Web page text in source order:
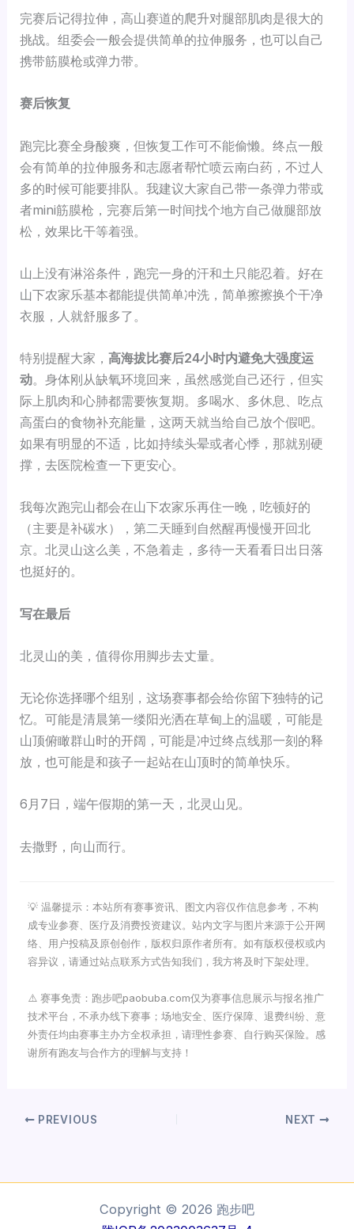
完赛后记得拉伸，高山赛道的爬升对腿部肌肉是很大的
挑战。组委会一般会提供简单的拉伸服务，也可以自己
携带筋膜枪或弹力带。
赛后恢复
跑完比赛全身酸爽，但恢复工作可不能偷懒。终点一般
会有简单的拉伸服务和志愿者帮忙喷云南白药，不过人
多的时候可能要排队。我建议大家自己带一条弹力带或
者mini筋膜枪，完赛后第一时间找个地方自己做腿部放
松，效果比干等着强。
山上没有淋浴条件，跑完一身的汗和土只能忍着。好在
山下农家乐基本都能提供简单冲洗，简单擦擦换个干净
衣服，人就舒服多了。
特别提醒大家，高海拔比赛后24小时内避免大强度运
动。身体刚从缺氧环境回来，虽然感觉自己还行，但实
际上肌肉和心肺都需要恢复期。多喝水、多休息、吃点
高蛋白的食物补充能量，这两天就当给自己放个假吧。
如果有明显的不适，比如持续头晕或者心悸，那就别硬
撑，去医院检查一下更安心。
我每次跑完山都会在山下农家乐再住一晚，吃顿好的
（主要是补碳水），第二天睡到自然醒再慢慢开回北
京。北灵山这么美，不急着走，多待一天看看日出日落
也挺好的。
写在最后
北灵山的美，值得你用脚步去丈量。
无论你选择哪个组别，这场赛事都会给你留下独特的记
忆。可能是清晨第一缕阳光洒在草甸上的温暖，可能是
山顶俯瞰群山时的开阔，可能是冲过终点线那一刻的释
放，也可能是和孩子一起站在山顶时的简单快乐。
6月7日，端午假期的第一天，北灵山见。
去撒野，向山而行。
💡 温馨提示：本站所有赛事资讯、图文内容仅作信息参考，不构
成专业参赛、医疗及消费投资建议。站内文字与图片来源于公开网
络、用户投稿及原创创作，版权归原作者所有。如有版权侵权或内
容异议，请通过站点联系方式告知我们，我方将及时下架处理。
⚠️ 赛事免责：跑步吧paobuba.com仅为赛事信息展示与报名推广
技术平台，不承办线下赛事；场地安全、医疗保障、退费纠纷、意
外责任均由赛事主办方全权承担，请理性参赛、自行购买保险。感
谢所有跑友与合作方的理解与支持！
PREVIOUS NEXT
Copyright © 2026 跑步吧